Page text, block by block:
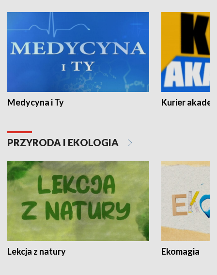
Medycyna i Ty Kurier
PRZYRODA I EKOLOGIA
Lekcja z natury Ekomagia